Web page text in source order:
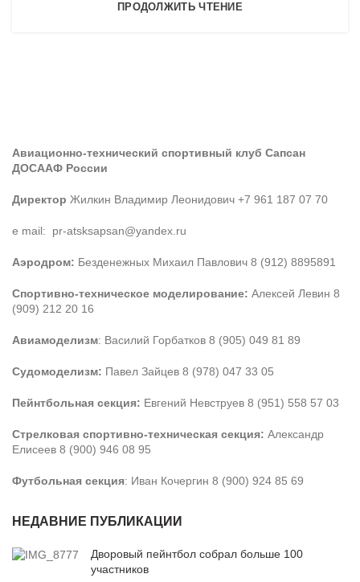
ПРОДОЛЖИТЬ ЧТЕНИЕ
Авиационно-технический спортивный клуб Сапсан
ДОСААФ России
Директор Жилкин Владимир Леонидович +7 961 187 07 70
e mail: pr-atsksapsan@yandex.ru
Аэродром: Безденежных Михаил Павлович 8 (912) 8895891
Спортивно-техническое моделирование: Алексей Левин 8
(909) 212 20 16
Авиамоделизм: Василий Горбатков 8 (905) 049 81 89
Судомоделизм: Павел Зайцев 8 (978) 047 33 05
Пейнтбольная секция: Евгений Невструев 8 (951) 558 57 03
Стрелковая спортивно-техническая секция: Александр
Елисеев 8 (900) 946 08 95
Футбольная секция: Иван Кочергин 8 (900) 924 85 69
НЕДАВНИЕ ПУБЛИКАЦИИ
Дворовый пейнтбол собрал больше 100
участников